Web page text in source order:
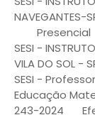
NAVEGANTES-
Presencial
SESI -
VILA DO SOL -
SESI -
Educação
243-2024